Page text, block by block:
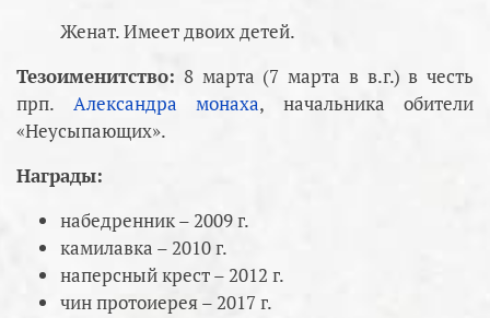
Женат. Имеет двоих детей.
Тезоименитство: 8 марта (7 марта в в.г.) в честь
прп. Александра монаха, начальника обители
«Неусыпающих».
Награды:
набедренник – 2009 г.
камилавка – 2010 г.
наперсный крест – 2012 г.
чин протоиерея – 2017 г.